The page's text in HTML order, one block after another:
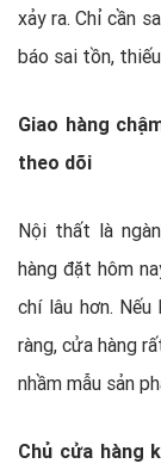
xảy ra. Chỉ cần
báo sai tồn,
Giao hàng
theo dõi
Nội thất là
hàng đặt hôm
chí lâu hơn.
ràng, cửa hàng
nhầm mẫu sản
Chủ cửa hàng